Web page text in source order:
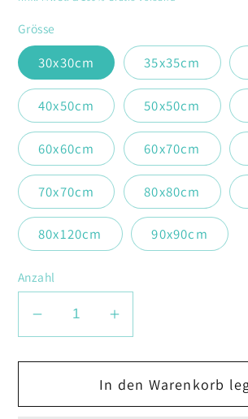
Grösse
30x30cm 35x35cm
40x50cm 50x50cm
60x60cm 60x70cm
70x70cm 80x80cm
80x120cm 90x90cm
Anzahl
Verringere
Menge
Einhorn
Erhöhe
Menge
für
Einhorn
In den Warenkorb